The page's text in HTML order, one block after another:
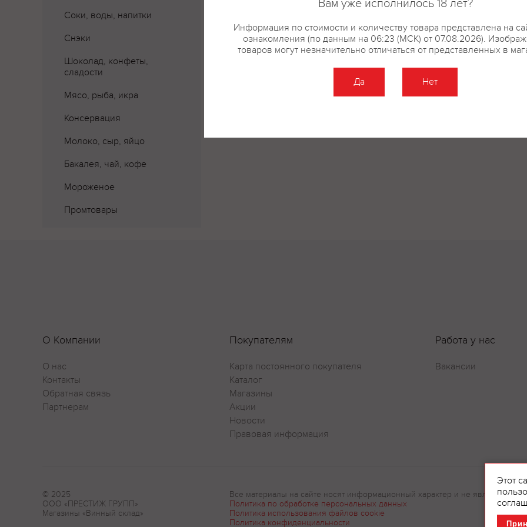
Соки, воды, напитки
Снэки
Шоколад, конфеты,
сладости
Мясо, рыба, икра
Консервация
Молоко, сыр, яйцо
Бакалея, чай, кофе
Мороженое
Промтовары
О Компании
О нас
Контакты
Обратная связь
Партнерам
Покупателям
Карта постоянного покупателя
Каталог
Магазины
Акции
Новости
Правовая информация
Работа у нас
Вакансии
© 2025
ООО «ПРЕСТИЖ ГРУПП»
Магазины «Винный склад»
Все материалы на сайте носят информационный характер и не являются
Политика по обработке персональных данных
Политика использования файлов cookie
Политика конфиденциальности
Этот
Вам уже исполнилось 18 лет?
Информация по стоимости и количеству товара представлена на
ознакомления (по данным на 06:23 (МСК) от 07.08.2026).
товаров могут незначительно отличаться от представленных в
Да Нет